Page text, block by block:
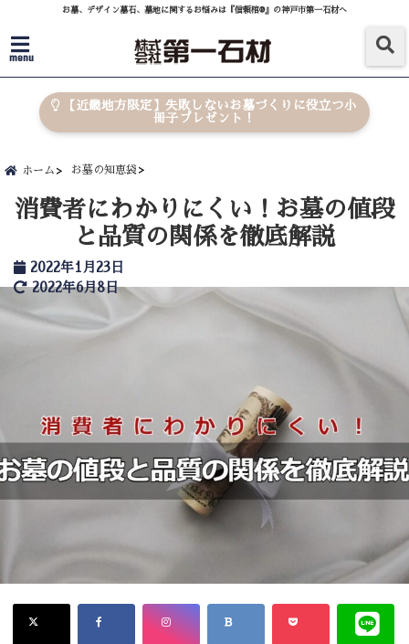
お墓、デザイン墓石、墓地に関するお悩みは『信頼棺®』の神戸市第一石材へ
menu
【近畿地方限定】失敗しないお墓づくりに役立つ小
冊子プレゼント！
ホーム お墓の知恵袋
消費者にわかりにくい！お墓の値段
と品質の関係を徹底解説
2022年1月23日
2022年6月8日